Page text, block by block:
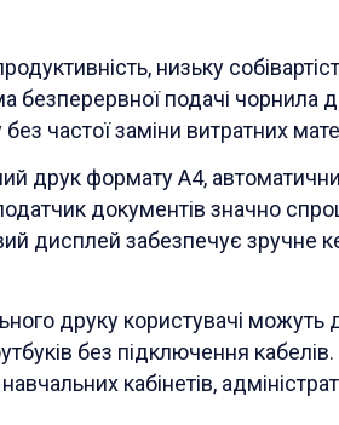
низьку
подачі чорнила
частої заміни витратних
друк формату А4,
документів значно
дисплей забезпечує зручне
друку користувачі
без підключення
кабінетів,